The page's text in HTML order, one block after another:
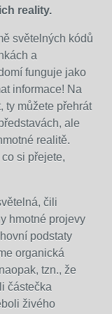
reality.
světelných kódů
a
funguje jako
informace! Na
ty můžete přehrát
ale
realitě.
si přejete,
čili
hmotné projevy
podstaty
organická
tzn., že
částečka
živého